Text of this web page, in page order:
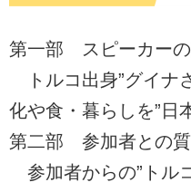
第一部 スピーカー
トルコ出身”グイナ
化や食・暮らしを”日
第二部 参加者との質
参加者からの”トル